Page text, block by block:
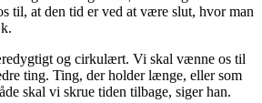
til, at den tid er ved at være slut, hvor man
og cirkulært. Vi skal vænne os til
ting. Ting, der holder længe, eller som
skal vi skrue tiden tilbage, siger han.